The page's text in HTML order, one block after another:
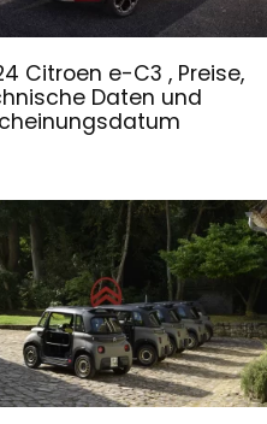
Citroen e-C3 , Preise,
Daten und